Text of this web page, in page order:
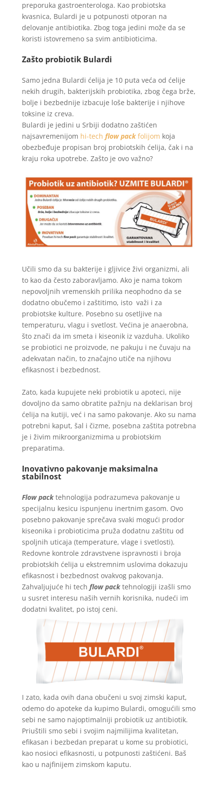
preporuka gastroenterologa. Kao probiotska
kvasnica, Bulardi je u potpunosti otporan na
delovanje antibiotika. Zbog toga jedini može da se
koristi istovremeno sa svim antibioticima.
Zašto probiotik Bulardi
Samo jedna Bulardi ćelija je 10 puta veća od ćelije
nekih drugih, bakterijskih probiotika, zbog čega brže,
bolje i bezbednije izbacuje loše bakterije i njihove
toksine iz creva.
Bulardi je jedini u Srbiji dodatno zaštićen
najsavremenijom hi-tech flow packfolijom koja
obezbeđuje propisan broj probiotskih ćelija, čak i na
kraju roka upotrebe. Zašto je ovo važno?
Učili smo da su bakterije i gljivice živi organizmi, ali
to kao da često zaboravljamo. Ako je nama tokom
nepovoljnih vremenskih prilika neophodno da se
dodatno obučemo i zaštitimo, isto važi i za
probiotske kulture. Posebno su osetljive na
temperaturu, vlagu i svetlost. Većina je anaerobna,
što znači da im smeta i kiseonik iz vazduha. Ukoliko
se probiotici ne proizvode, ne pakuju i ne čuvaju na
adekvatan način, to značajno utiče na njihovu
efikasnost i bezbednost.
Zato, kada kupujete neki probiotik u apoteci, nije
dovoljno da samo obratite pažnju na deklarisan broj
ćelija na kutiji, već i na samo pakovanje. Ako su nama
potrebni kaput, šal i čizme, posebna zaštita potrebna
je i živim mikroorganizmima u probiotskim
preparatima.
Inovativno pakovanje maksimalna
stabilnost
Flow packtehnologija podrazumeva pakovanje u
specijalnu kesicu ispunjenu inertnim gasom. Ovo
posebno pakovanje sprečava svaki mogući prodor
kiseonika i probioticima pruža dodatnu zaštitu od
spoljnih uticaja (temperature, vlage i svetlosti).
Redovne kontrole zdravstvene ispravnosti i broja
probiotskih ćelija u ekstremnim uslovima dokazuju
efikasnost i bezbednost ovakvog pakovanja.
Zahvaljujuće hi tech flow packtehnologiji izašli smo
u susret interesu naših vernih korisnika, nudeći im
dodatni kvalitet, po istoj ceni.
I zato, kada ovih dana obučeni u svoj zimski kaput,
odemo do apoteke da kupimo Bulardi, omogućili smo
sebi ne samo najoptimalniji probiotik uz antibiotik.
Priuštili smo sebi i svojim najmilijima kvalitetan,
efikasan i bezbedan preparat u kome su probiotici,
kao nosioci efikasnosti, u potpunosti zaštićeni. Baš
kao u najfinijem zimskom kaputu.